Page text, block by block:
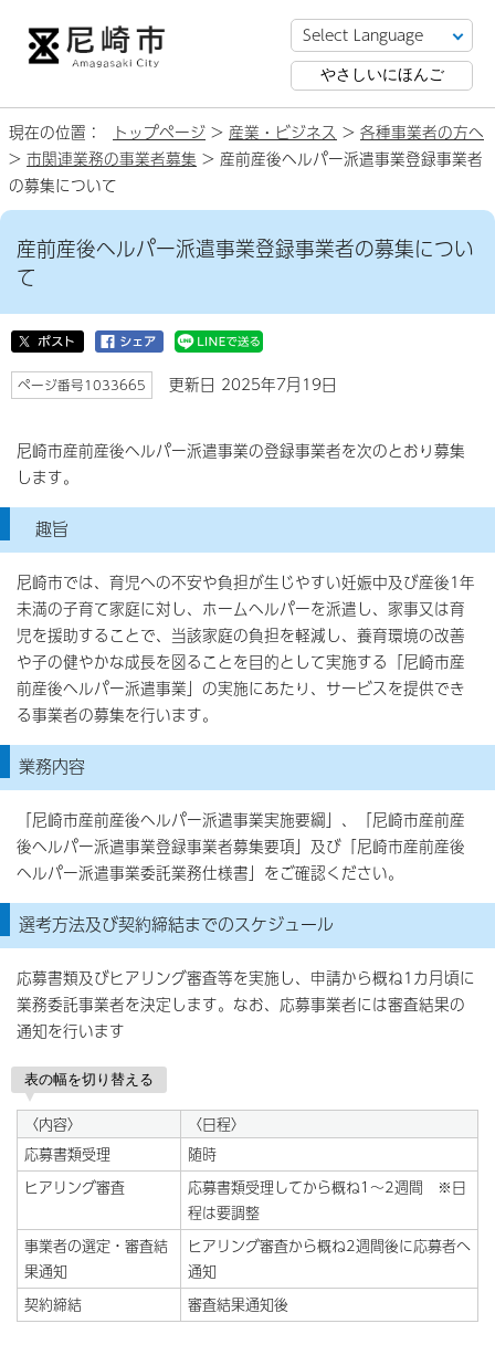
やさしいにほんご
現在の位置： トップページ > 産業・ビジネス > 各種事業者の方へ
> 市関連業務の事業者募集 > 産前産後ヘルパー派遣事業登録事業者
の募集について
産前産後ヘルパー派遣事業登録事業者の募集につい
て
ページ番号1033665 更新日 2025年7月19日
尼崎市産前産後ヘルパー派遣事業の登録事業者を次のとおり募集
します。
趣旨
尼崎市では、育児への不安や負担が生じやすい妊娠中及び産後1年
未満の子育て家庭に対し、ホームヘルパーを派遣し、家事又は育
児を援助することで、当該家庭の負担を軽減し、養育環境の改善
や子の健やかな成長を図ることを目的として実施する「尼崎市産
前産後ヘルパー派遣事業」の実施にあたり、サービスを提供でき
る事業者の募集を行います。
業務内容
「尼崎市産前産後ヘルパー派遣事業実施要綱」、「尼崎市産前産
後ヘルパー派遣事業登録事業者募集要項」及び「尼崎市産前産後
ヘルパー派遣事業委託業務仕様書」をご確認ください。
選考方法及び契約締結までのスケジュール
応募書類及びヒアリング審査等を実施し、申請から概ね1カ月頃に
業務委託事業者を決定します。なお、応募事業者には審査結果の
通知を行います
表の幅を切り替える
〈内容〉
〈日程〉
応募書類受理
随時
ヒアリング審査
応募書類受理してから概ね1～2週間 ※日
程は要調整
事業者の選定・審査結
果通知
ヒアリング審査から概ね2週間後に応募者へ
通知
契約締結
審査結果通知後